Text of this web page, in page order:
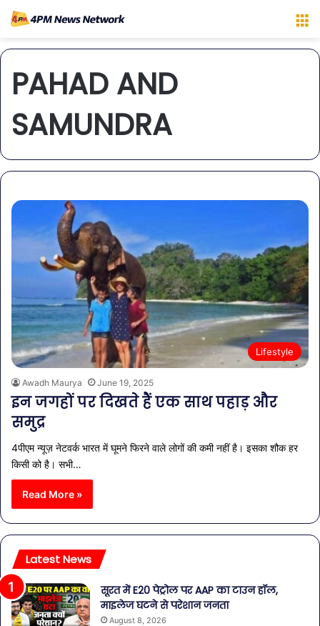
PAHAD AND
SAMUNDRA
Lifestyle
Awadh Maurya June 19, 2025
इन जगहों पर दिखते हैं एक साथ पहाड़ और
समुद्र
4पीएम न्यूज़ नेटवर्क भारत में घूमने फिरने वाले लोगों की कमी नहीं है। इसका शौक हर
किसी को है। सभी…
Read More »
Latest News
सूरत में E20 पेट्रोल पर AAP का टाउन हॉल,
माइलेज घटने से परेशान जनता
August 8, 2026